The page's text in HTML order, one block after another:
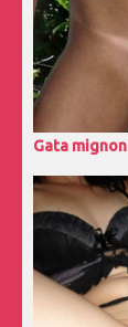
Gata mignon